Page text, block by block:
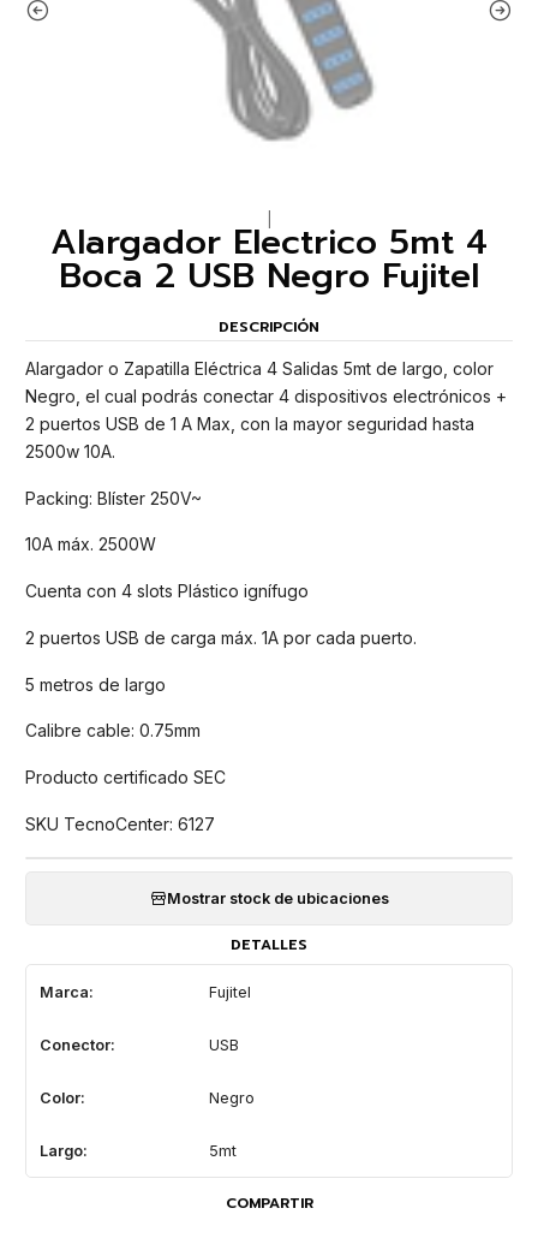
Alargador Electrico 5mt 4
Boca 2 USB Negro Fujitel
DESCRIPCIÓN
Alargador o Zapatilla Eléctrica 4 Salidas 5mt de largo, color
Negro, el cual podrás conectar 4 dispositivos electrónicos +
2 puertos USB de 1 A Max, con la mayor seguridad hasta
2500w 10A.
Packing: Blíster 250V~
10A máx. 2500W
Cuenta con 4 slots Plástico ignífugo
2 puertos USB de carga máx. 1A por cada puerto.
5 metros de largo
Calibre cable: 0.75mm
Producto certificado SEC
SKU TecnoCenter: 6127
Mostrar stock de ubicaciones
DETALLES
Marca: Fujitel
Conector: USB
Color: Negro
Largo: 5mt
COMPARTIR